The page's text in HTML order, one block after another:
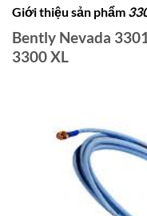
Giới thiệu sản phẩm
Bently Nevada
3300 XL